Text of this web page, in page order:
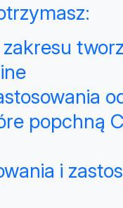
zakresu
popchną
i